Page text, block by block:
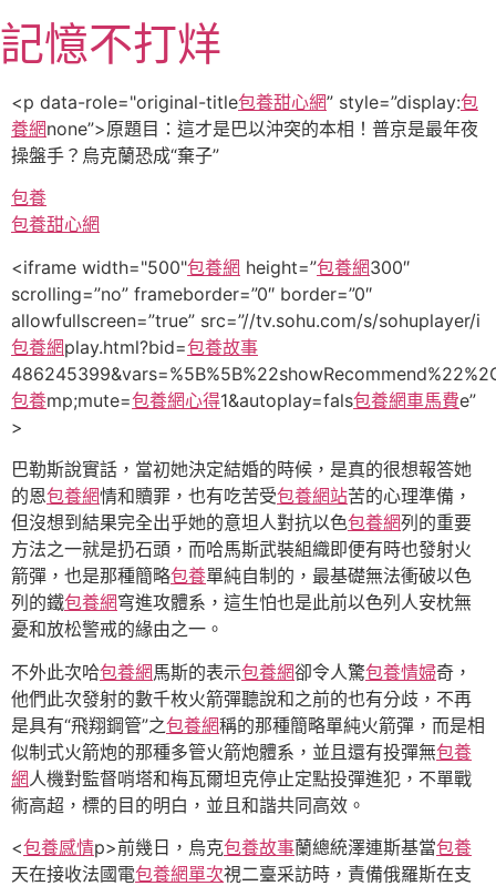
至
主
內
容
記憶不打烊
<p data-role="original-title包養甜心網” style=”display:包
養網none”>原題目：這才是巴以沖突的本相！普京是最年夜
操盤手？烏克蘭恐成“棄子”
包養
包養甜心網
<iframe width="500"包養網 height=”包養網300″
scrolling=”no” frameborder=”0″ border=”0″
allowfullscreen=”true” src=”//tv.sohu.com/s/sohuplayer/i
包養網play.html?bid=包養故事
包養mp;mute=包養網心得1&autoplay=fals包養網車馬費e”
>
巴勒斯說實話，當初她決定結婚的時候，是真的很想報答她
的恩包養網情和贖罪，也有吃苦受包養網站苦的心理準備，
但沒想到結果完全出乎她的意坦人對抗以色包養網列的重要
方法之一就是扔石頭，而哈馬斯武裝組織即便有時也發射火
箭彈，也是那種簡略包養單純自制的，最基礎無法衝破以色
列的鐵包養網穹進攻體系，這生怕也是此前以色列人安枕無
憂和放松警戒的緣由之一。
不外此次哈包養網馬斯的表示包養網卻令人驚包養情婦奇，
他們此次發射的數千枚火箭彈聽說和之前的也有分歧，不再
是具有“飛翔鋼管”之包養網稱的那種簡略單純火箭彈，而是相
似制式火箭炮的那種多管火箭炮體系，並且還有投彈無包養
網人機對監督哨塔和梅瓦爾坦克停止定點投彈進犯，不單戰
術高超，標的目的明白，並且和諧共同高效。
<包養感情p>前幾日，烏克包養故事蘭總統澤連斯基當包養
天在接收法國電包養網單次視二臺采訪時，責備俄羅斯在支